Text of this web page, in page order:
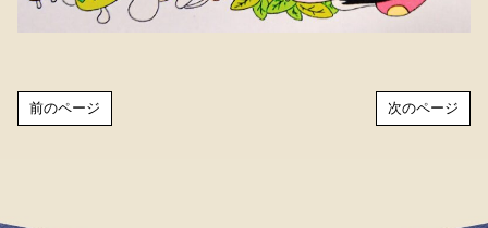
前のページ 次のページ